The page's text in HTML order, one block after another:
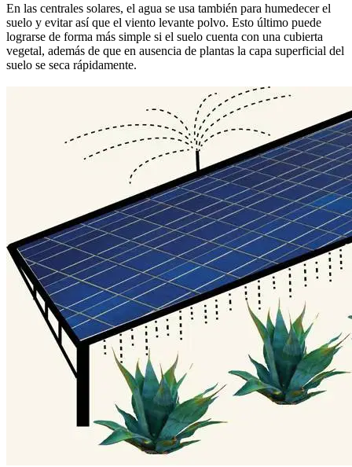
En las centrales solares, el agua se usa también para humedecer el
suelo y evitar así que el viento levante polvo. Esto último puede
lograrse de forma más simple si el suelo cuenta con una cubierta
vegetal, además de que en ausencia de plantas la capa superficial del
suelo se seca rápidamente.